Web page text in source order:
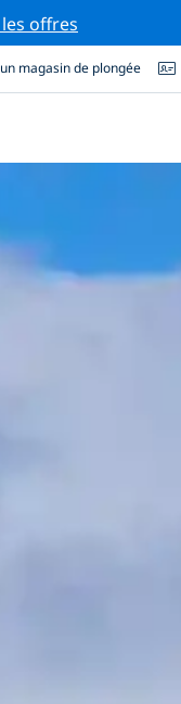
offres
magasin de plongée